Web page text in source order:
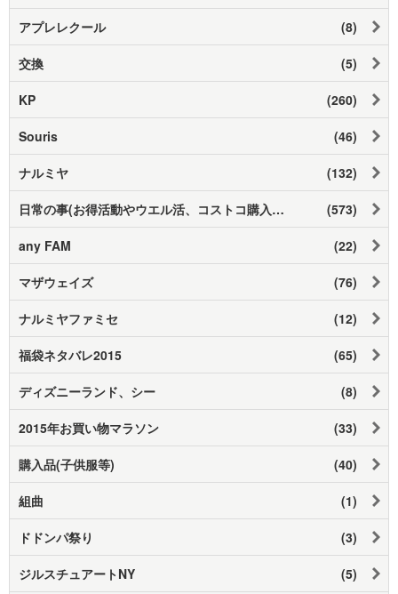
アプレレクール (8)
交換 (5)
KP (260)
Souris (46)
ナルミヤ (132)
日常の事(お得活動やウエル活、コストコ購入品等) (573)
any FAM (22)
マザウェイズ (76)
ナルミヤファミセ (12)
福袋ネタバレ2015 (65)
ディズニーランド、シー (8)
2015年お買い物マラソン (33)
購入品(子供服等) (40)
組曲 (1)
ドドンパ祭り (3)
ジルスチュアートNY (5)